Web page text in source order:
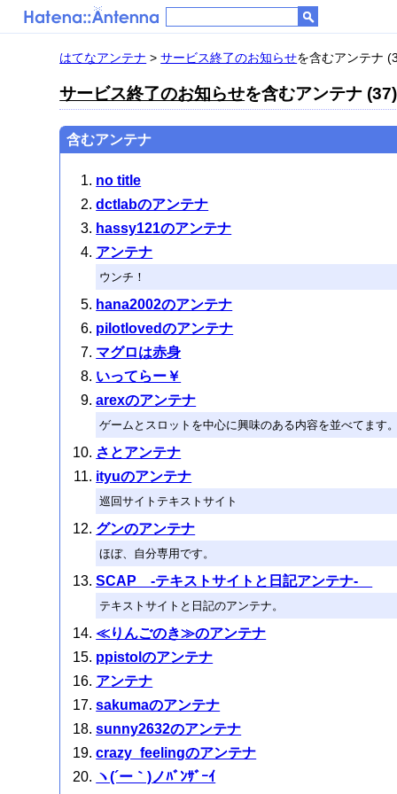
はてなアンテナ >サービス終了のお知らせを含むアンテナ
サービス終了のお知らせを含むアンテナ
含むアンテナ
no title
dctlabのアンテナ
hassy121のアンテナ
アンテナ
ウンチ！
hana2002のアンテナ
pilotlovedのアンテナ
マグロは赤身
いってらー￥
arexのアンテナ
ゲームとスロットを中心に興味のある内容を並べてます
さとアンテナ
ityuのアンテナ
巡回サイトテキストサイト
グンのアンテナ
ほぼ、自分専用です。
SCAP -テキストサイトと日記アンテナ-
テキストサイトと日記のアンテナ。
≪りんごのき≫のアンテナ
ppistolのアンテナ
アンテナ
sakumaのアンテナ
sunny2632のアンテナ
crazy_feelingのアンテナ
ヽ(´ー｀)ノﾊﾞﾝｻﾞｰｲ